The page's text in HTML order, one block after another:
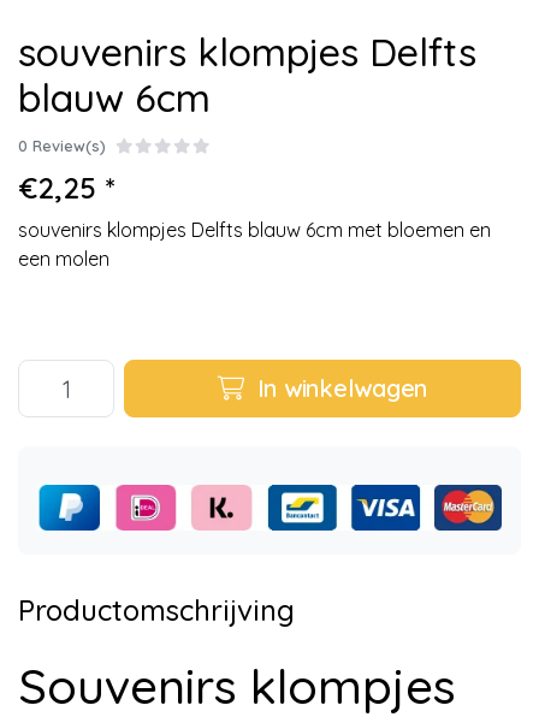
souvenirs klompjes Delfts
blauw 6cm
0 Review(s)
€2,25 *
souvenirs klompjes Delfts blauw 6cm met bloemen en
een molen
In winkelwagen
Productomschrijving
Souvenirs klompjes